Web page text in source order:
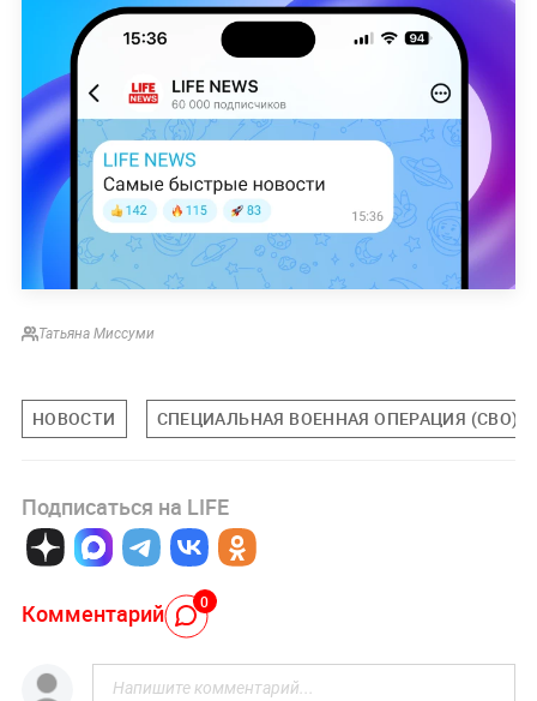
Татьяна Миссуми
НОВОСТИ СПЕЦИАЛЬНАЯ ВОЕННАЯ ОПЕРАЦИЯ (СВО)
Подписаться на LIFE
Комментарий 0